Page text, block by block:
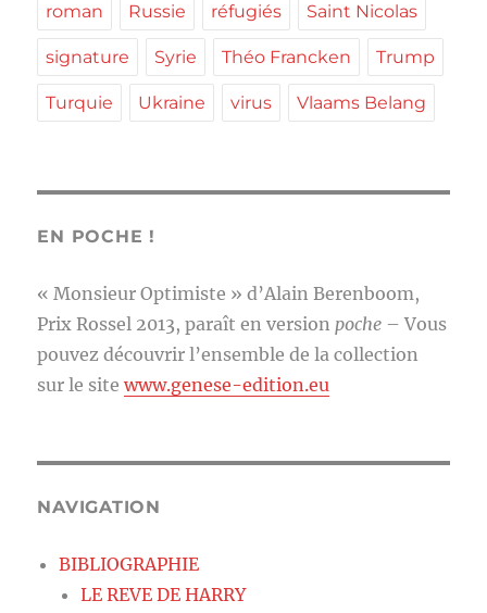
roman Russie réfugiés Saint Nicolas
signature Syrie Théo Francken Trump
Turquie Ukraine virus Vlaams Belang
EN POCHE !
« Monsieur Optimiste » d’Alain Berenboom,
Prix Rossel 2013, paraît en version poche – Vous
pouvez découvrir l’ensemble de la collection
sur le sitewww.genese-edition.eu
NAVIGATION
BIBLIOGRAPHIE
LE REVE DE HARRY